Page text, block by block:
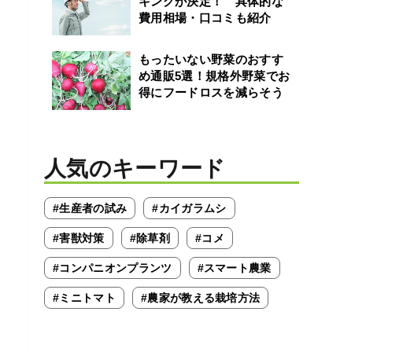
費用相場・口コミも紹介
もったいない野菜のおすす
め通販5選！規格外野菜でお
得にフードロスを減らそう
人気のキーワード
#生産者の試み #カイガラムシ
#害獣対策 #除草剤 #コメ
#コンパニオンプランツ #スマート農業
#ミニトマト #農家が教える栽培方法